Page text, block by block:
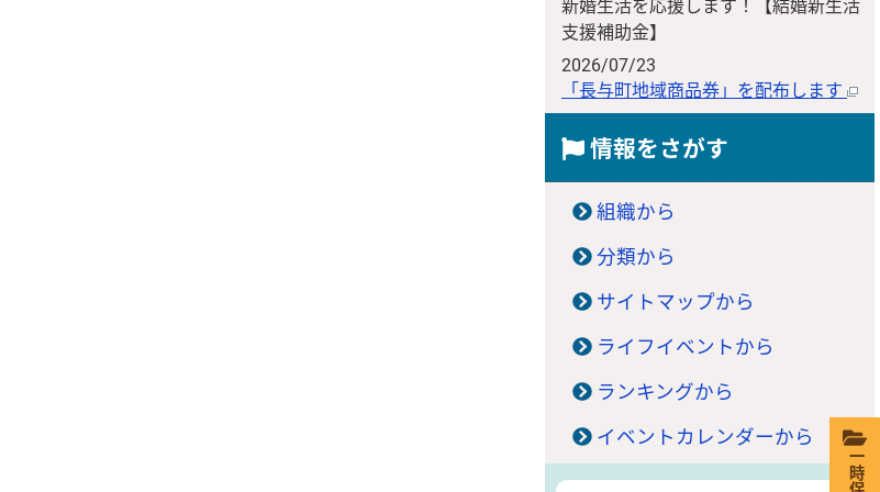
新婚生活を応援します！【結婚新生活
支援補助金】
2026/07/23
「長与町地域商品券」を配布します
情報をさがす
組織から
分類から
サイトマップから
ライフイベントから
ランキングから
イベントカレンダーから